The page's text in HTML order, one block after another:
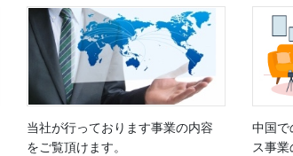
当社が行っております事業の内容
をご覧頂けます。
中国で
ス事業